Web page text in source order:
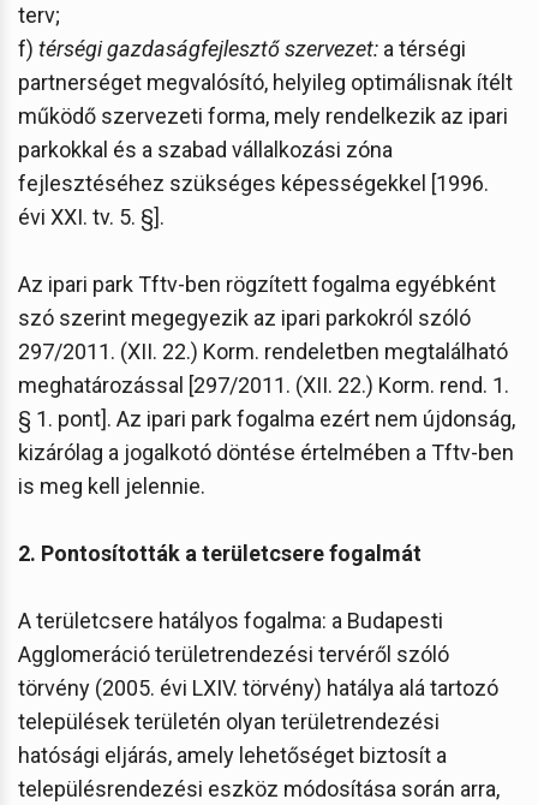
terv;
f) térségi gazdaságfejlesztő szervezet: a térségi
partnerséget megvalósító, helyileg optimálisnak ítélt
működő szervezeti forma, mely rendelkezik az ipari
parkokkal és a szabad vállalkozási zóna
fejlesztéséhez szükséges képességekkel [1996.
évi XXI. tv. 5. §].
Az ipari park Tftv-ben rögzített fogalma egyébként
szó szerint megegyezik az ipari parkokról szóló
297/2011. (XII. 22.) Korm. rendeletben megtalálható
meghatározással [297/2011. (XII. 22.) Korm. rend. 1.
§ 1. pont]. Az ipari park fogalma ezért nem újdonság,
kizárólag a jogalkotó döntése értelmében a Tftv-ben
is meg kell jelennie.
2. Pontosították a területcsere fogalmát
A területcsere hatályos fogalma: a Budapesti
Agglomeráció területrendezési tervéről szóló
törvény (2005. évi LXIV. törvény) hatálya alá tartozó
települések területén olyan területrendezési
hatósági eljárás, amely lehetőséget biztosít a
településrendezési eszköz módosítása során arra,